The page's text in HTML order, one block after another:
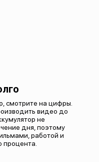
смотрите на цифры.
видео до
не
дня, поэтому
работой и
процента.